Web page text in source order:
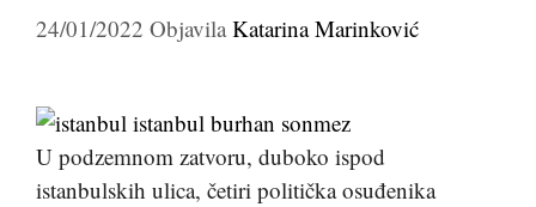
24/01/2022 Objavila Katarina Marinković
U podzemnom zatvoru, duboko ispod
istanbulskih ulica, četiri politička osuđenika